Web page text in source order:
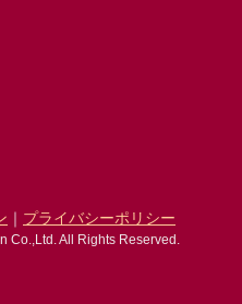
｜ プライバシーポリシー
All Rights Reserved.